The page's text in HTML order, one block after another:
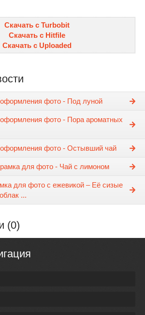
Скачать с Turbobit
Скачать с Hitfile
Скачать с Uploaded
фото - Под луной
фото - Пора ароматных
фото - Остывший чай
для фото - Чай с лимоном
для фото с ежевикой – Её сизые
...
(0)